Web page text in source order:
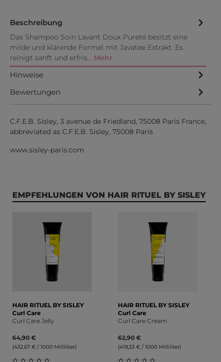
Beschreibung
Das Shampoo Soin Lavant Doux Pureté besitzt eine
milde und klärende Formel mit Javatee Extrakt. Es
reinigt sanft und erfris… Mehr
Hinweise
Bewertungen
C.F.E.B. Sisley, 3 avenue de Friedland, 75008 Paris France,
abbreviated as C.F.E.B. Sisley, 75008 Paris
www.sisley-paris.com
Produktgalerie überspringen
EMPFEHLUNGEN VON HAIR RITUEL BY SISLEY
HAIR RITUEL BY SISLEY
Curl Care
Curl Care Jelly
64,90 €
(432,67 € / 1000 Milliliter)
HAIR RITUEL BY SISLEY
Curl Care
Curl Care Cream
62,90 €
(419,33 € / 1000 Milliliter)